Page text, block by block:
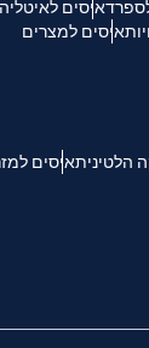
איסים לאיטליה
איסים למצרים
הלטיניתאיסים